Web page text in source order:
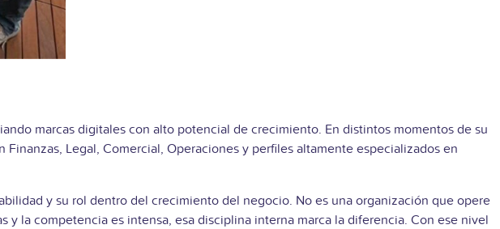
marcas digitales con alto potencial de crecimiento. En distintos momentos de su
Legal, Comercial, Operaciones y perfiles altamente especializados en
y su rol dentro del crecimiento del negocio. No es una organización que opere
la competencia es intensa, esa disciplina interna marca la diferencia. Con ese nivel